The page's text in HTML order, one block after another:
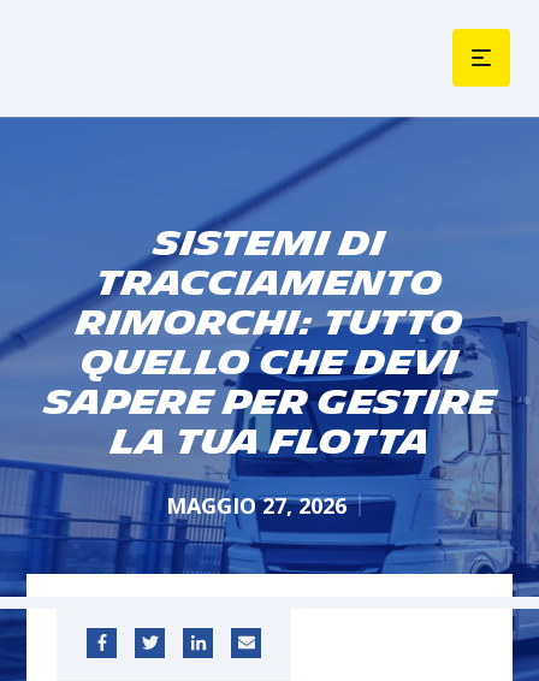
Sistemi di
tracciamento
rimorchi: tutto
quello che devi
sapere per gestire
la tua flotta
MAGGIO 27, 2026